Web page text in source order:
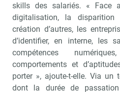
skills des salariés. « Face
digitalisation, la
création d’autres, les
d’identifier, en interne, les
compétences
comportements et
porter », ajoute-t-elle. Via un
dont la durée de